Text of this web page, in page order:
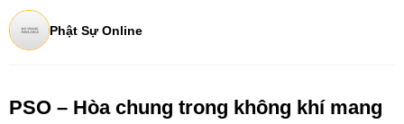
Phật Sự Online
PSO – Hòa chung trong không khí mang